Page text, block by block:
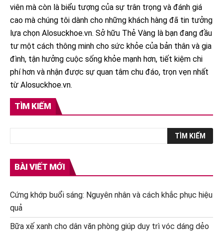
viên mà còn là biểu tượng của sự trân trọng và đánh giá
cao mà chúng tôi dành cho những khách hàng đã tin tưởng
lựa chọn Alosuckhoe.vn. Sở hữu Thẻ Vàng là bạn đang đầu
tư một cách thông minh cho sức khỏe của bản thân và gia
đình, tận hưởng cuộc sống khỏe mạnh hơn, tiết kiệm chi
phí hơn và nhận được sự quan tâm chu đáo, trọn vẹn nhất
từ Alosuckhoe.vn.
TÌM KIẾM
BÀI VIẾT MỚI
Cứng khớp buổi sáng: Nguyên nhân và cách khắc phục hiệu
quả
Bữa xế xanh cho dân văn phòng giúp duy trì vóc dáng dẻo